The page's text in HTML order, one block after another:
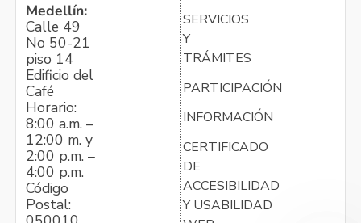
Medellín:
Calle 49
No 50-21
piso 14
Edificio del
Café
Horario:
8:00 a.m. –
12:00 m. y
2:00 p.m. –
4:00 p.m.
Código
Postal:
SERVICIOS
Y
TRÁMITES
PARTICIPACIÓN
INFORMACIÓN
CERTIFICADO
DE
ACCESIBILIDAD
Y USABILIDAD